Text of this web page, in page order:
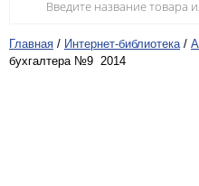
Главная / Интернет-библиотека /
бухгалтера №9 2014